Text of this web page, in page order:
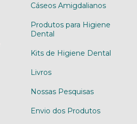
Cáseos Amigdalianos
Produtos para Higiene
Dental
Kits de Higiene Dental
Livros
Nossas Pesquisas
Envio dos Produtos